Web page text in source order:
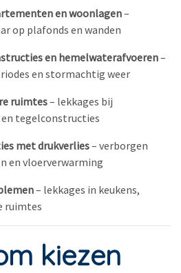
en woonlagen–
op plafonds en wanden
en hemelwaterafvoeren–
en stormachtig weer
ruimtes– lekkages bij
tegelconstructies
met drukverlies– verborgen
en vloerverwarming
– lekkages in keukens,
ruimtes
kiezen